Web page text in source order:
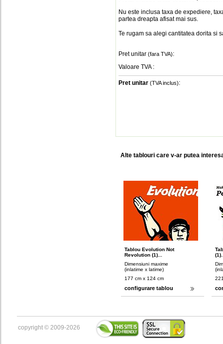
Nu este inclusa taxa de expediere,
partea dreapta afisat mai sus.
Te rugam sa alegi cantitatea dorita si
Pret unitar (fara TVA):
Valoare TVA :
Pret unitar (TVA inclus):
Alte tablouri care v-ar putea
Tablou Evolution Not
Revolution (1)...
Dimensiuni maxime
(inlatime x latime)
177 cm x 124 cm
configurare tablou
copyright © 2009-2026